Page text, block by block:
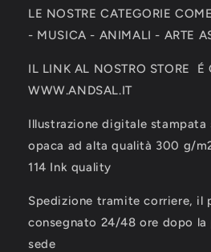
LE NOSTRE CATEGORIE
- MUSICA - ANIMALI - ARTE
IL LINK AL NOSTRO STORE
WWW.ANDSAL.IT
Illustrazione digitale
opaca ad alta qualità 300 g/
114 Ink quality
Spedizione tramite corriere, il
consegnato 24/48 ore dopo la
sede